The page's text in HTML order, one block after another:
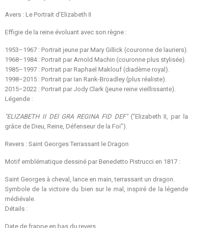
Avers : Le Portrait d’Elizabeth II
Effigie de la reine évoluant avec son règne :
1953–1967 : Portrait jeune par Mary Gillick (couronne de lauriers).
1968–1984 : Portrait par Arnold Machin (couronne plus stylisée).
1985–1997 : Portrait par Raphael Maklouf (diadème royal).
1998–2015 : Portrait par Ian Rank-Broadley (plus réaliste).
2015–2022 : Portrait par Jody Clark (jeune reine vieillissante).
Légende :
"ELIZABETH II DEI GRA REGINA FID DEF"("Elizabeth II, par la
grâce de Dieu, Reine, Défenseur de la Foi").
Revers : Saint Georges Terrassant le Dragon
Motif emblématique dessiné par Benedetto Pistrucci en 1817 :
Saint Georges à cheval, lance en main, terrassant un dragon.
Symbole de la victoire du bien sur le mal, inspiré de la légende
médiévale.
Détails :
Date de frappe en bas du revers.